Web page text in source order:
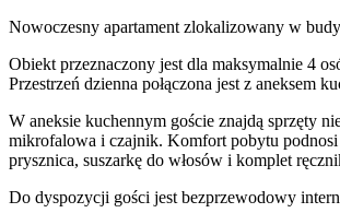
Nowoczesny apartament zlokalizowany w
Obiekt przeznaczony jest dla maksymalnie 4
Przestrzeń dzienna połączona jest z aneksem
W aneksie kuchennym goście znajdą sprzęty
mikrofalowa i czajnik. Komfort pobytu podnosi
prysznica, suszarkę do włosów i komplet
Do dyspozycji gości jest bezprzewodowy